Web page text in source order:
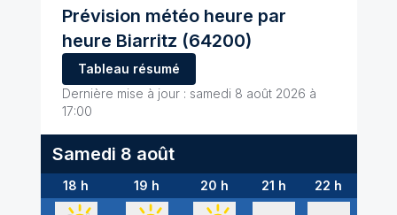
Prévision météo heure par
heure Biarritz (64200)
Tableau résumé
Dernière mise à jour : samedi 8 août 2026 à
17:00
Samedi 8 août
18 h 19 h 20 h 21 h 22 h